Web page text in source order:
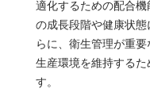
適化するための配合
の成長段階や健康状
らに、衛生管理が重
生産環境を維持する
す。